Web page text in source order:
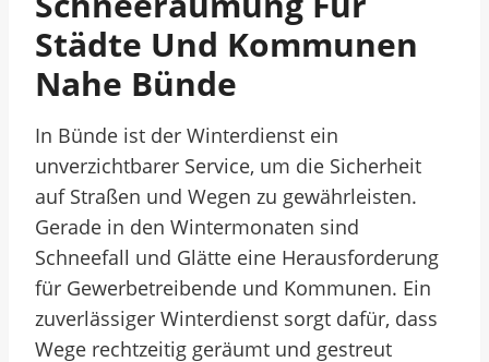
Städte Und Kommunen
Nahe Bünde
In Bünde ist der Winterdienst ein
unverzichtbarer Service, um die Sicherheit
auf Straßen und Wegen zu gewährleisten.
Gerade in den Wintermonaten sind
Schneefall und Glätte eine Herausforderung
für Gewerbetreibende und Kommunen. Ein
zuverlässiger Winterdienst sorgt dafür, dass
Wege rechtzeitig geräumt und gestreut